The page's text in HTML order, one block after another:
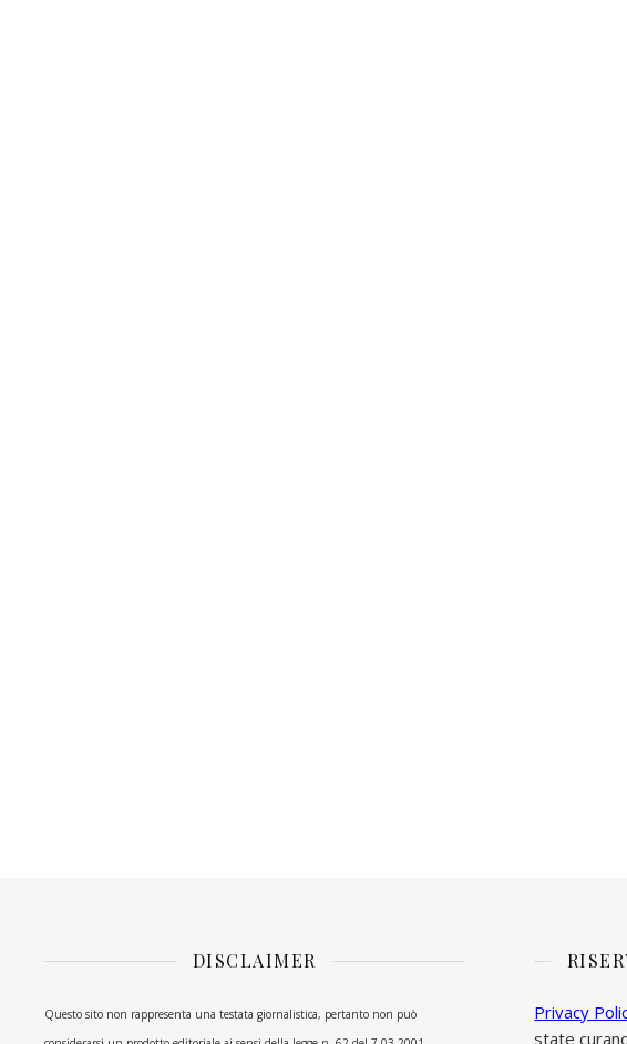
DISCLAIMER
Questo sito non rappresenta una testata giornalistica, pertanto non può
Privacy
state